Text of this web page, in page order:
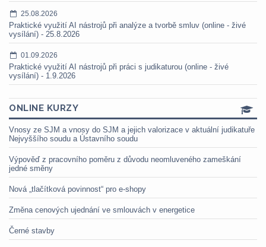
25.08.2026
Praktické využití AI nástrojů při analýze a tvorbě smluv (online - živé
vysílání) - 25.8.2026
01.09.2026
Praktické využití AI nástrojů při práci s judikaturou (online - živé
vysílání) - 1.9.2026
ONLINE KURZY
Vnosy ze SJM a vnosy do SJM a jejich valorizace v aktuální judikatuře
Nejvyššího soudu a Ústavního soudu
Výpověď z pracovního poměru z důvodu neomluveného zameškání
jedné směny
Nová „tlačítková povinnost“ pro e-shopy
Změna cenových ujednání ve smlouvách v energetice
Černé stavby